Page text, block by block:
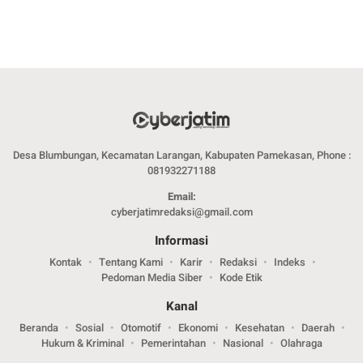
Desa Blumbungan, Kecamatan Larangan, Kabupaten Pamekasan, Phone :
081932271188
Email:
cyberjatimredaksi@gmail.com
Informasi
Kontak Tentang Kami Karir Redaksi
Indeks
Pedoman Media Siber
Kode Etik
Kanal
Beranda Sosial Otomotif Ekonomi Kesehatan
Daerah
Hukum & Kriminal
Pemerintahan Nasional Olahraga